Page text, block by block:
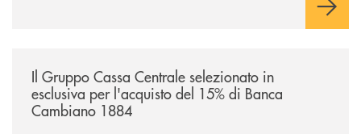
Il Gruppo Cassa Centrale selezionato in
esclusiva per l'acquisto del 15% di Banca
Cambiano 1884